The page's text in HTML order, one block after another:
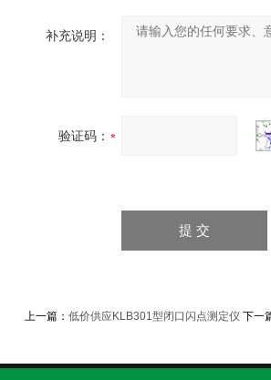
补充说明：
验证码：
上一篇： 低价供应KLB301型闭口闪点测定仪 下一